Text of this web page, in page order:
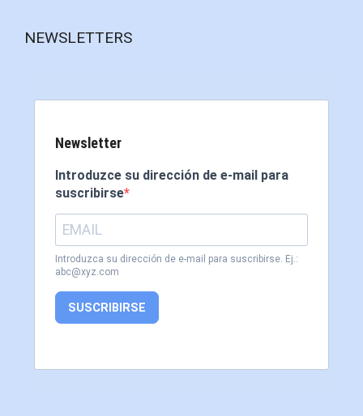
NEWSLETTERS
Newsletter
Introduzce su dirección de e-mail para
suscribirse
Introduzca su dirección de e-mail para suscribirse. Ej.:
abc@xyz.com
SUSCRIBIRSE